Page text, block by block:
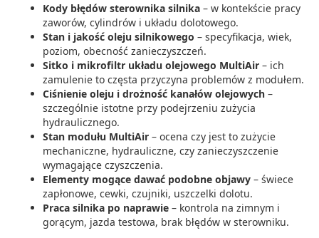
Kody błędów sterownika silnika – w kontekście pracy
zaworów, cylindrów i układu dolotowego.
Stan i jakość oleju silnikowego – specyfikacja, wiek,
poziom, obecność zanieczyszczeń.
Sitko i mikrofiltr układu olejowego MultiAir – ich
zamulenie to częsta przyczyna problemów z modułem.
Ciśnienie oleju i drożność kanałów olejowych –
szczególnie istotne przy podejrzeniu zużycia
hydraulicznego.
Stan modułu MultiAir – ocena czy jest to zużycie
mechaniczne, hydrauliczne, czy zanieczyszczenie
wymagające czyszczenia.
Elementy mogące dawać podobne objawy – świece
zapłonowe, cewki, czujniki, uszczelki dolotu.
Praca silnika po naprawie – kontrola na zimnym i
gorącym, jazda testowa, brak błędów w sterowniku.